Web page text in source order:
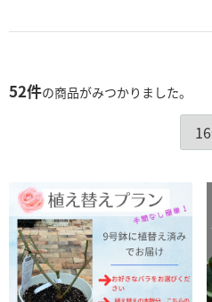
52件の商品がみつかりました。